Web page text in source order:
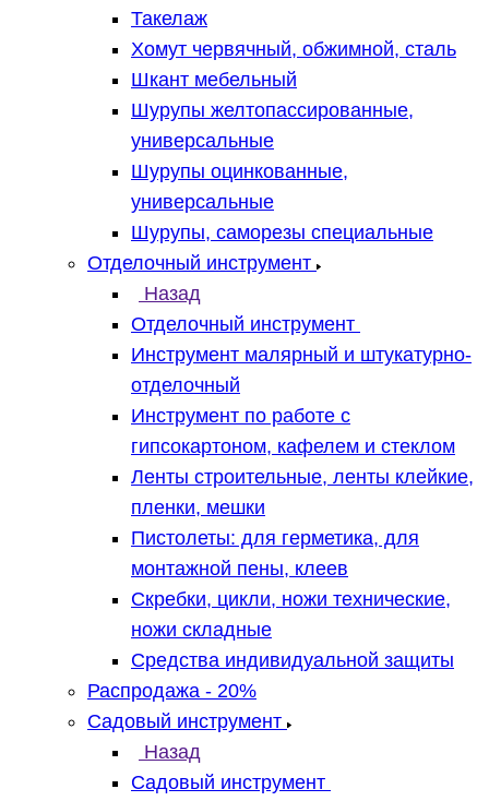
Такелаж
Хомут червячный, обжимной, сталь
Шкант мебельный
Шурупы желтопассированные,
универсальные
Шурупы оцинкованные,
универсальные
Шурупы, саморезы специальные
Отделочный инструмент
Назад
Отделочный инструмент
Инструмент малярный и штукатурно-
отделочный
Инструмент по работе с
гипсокартоном, кафелем и стеклом
Ленты строительные, ленты клейкие,
пленки, мешки
Пистолеты: для герметика, для
монтажной пены, клеев
Скребки, цикли, ножи технические,
ножи складные
Средства индивидуальной защиты
Распродажа - 20%
Садовый инструмент
Назад
Садовый инструмент